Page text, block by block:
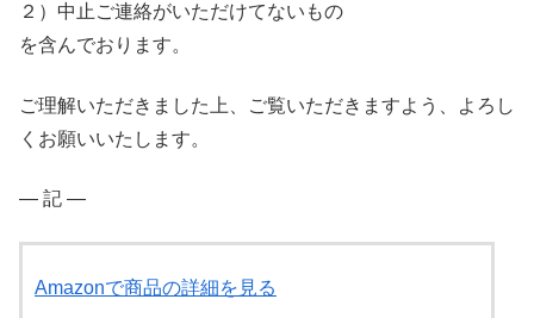
２）中止ご連絡がいただけてないもの
を含んでおります。
ご理解いただきました上、ご覧いただきますよう、よろし
くお願いいたします。
― 記 ―
Amazonで商品の詳細を見る